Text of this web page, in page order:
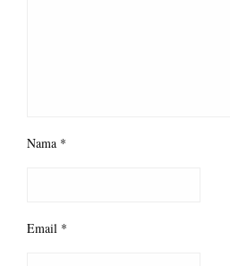
Nama *
Email *